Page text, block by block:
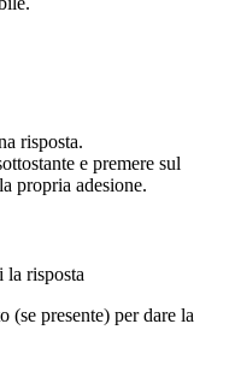
risposta.
e premere sul
propria adesione.
la risposta
(se presente) per dare la